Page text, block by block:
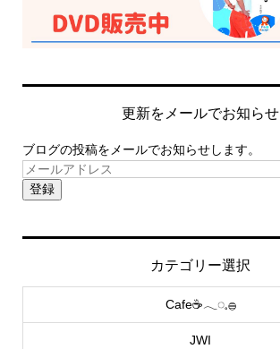
更新をメールでお知らせ
ブログの投稿をメールでお知らせします。
登録
カテゴリー選択
Cafe☕️𓂃◌𓈒𓐍
JWI